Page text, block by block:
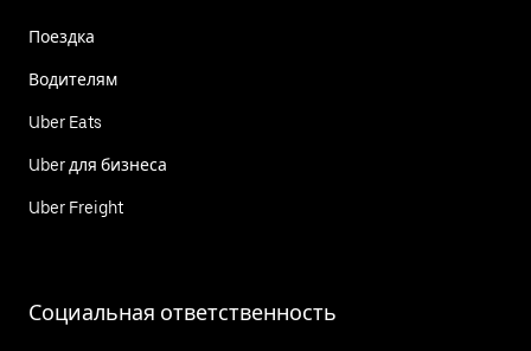
Поездка
Водителям
Uber Eats
Uber для бизнеса
Uber Freight
Социальная ответственность